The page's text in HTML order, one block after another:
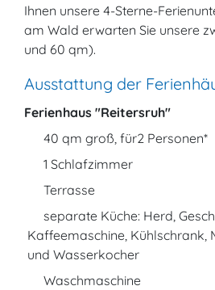
Ihnen unsere 4-Sterne-
am Wald erwarten Sie unsere
und 60 qm).
Ausstattung der
Ferienhaus "Reitersruh"
40 qm groß, für2 Personen*
1 Schlafzimmer
Terrasse
separate Küche: Herd,
Kaffeemaschine, Kühlschrank,
und Wasserkocher
Waschmaschine